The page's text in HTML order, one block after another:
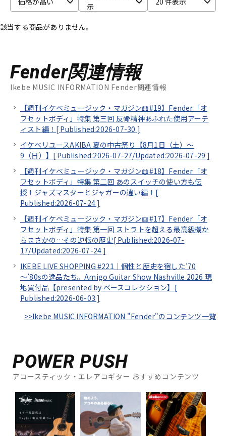
示
該当する商品がありません。
Fender関連情報
Ikebe MUSIC INFORMATION Fender関連情報
【週刊イケベミュージック・マガジン📖#19】Fender「オ
フセットボディ」特集 第三回 反骨精神あふれた使用アーテ
ィスト編！[ Published:2026-07-30 ]
イケベリユースAKIBA 夏の中古祭り【8月1日（土）～
9（日）】[ Published:2026-07-27/Updated:2026-07-29 ]
【週刊イケベミュージック・マガジン📖#18】Fender「オ
フセットボディ」特集 第二回 あのスイッチの使い方も伝
授！ジャズマスターとジャガーの違い編！[
Published:2026-07-24 ]
【週刊イケベミュージック・マガジン📖#17】Fender「オ
フセットボディ」特集 第一回 ストラトを超える最高級機か
らまさかの…その逆転の歴史[ Published:2026-07-
17/Updated:2026-07-24 ]
IKEBE LIVE SHOPPING #221｜個性と歴史を宿した’70
～’80sの逸品たち。Amigo Guitar Show Nashville 2026 現
地買付品【presented by ベースコレクション】[
Published:2026-06-03 ]
>>Ikebe MUSIC INFORMATION "Fender"のコンテンツ一覧
POWER PUSH
アコースティック・エレアコギター おすすめコンテンツ